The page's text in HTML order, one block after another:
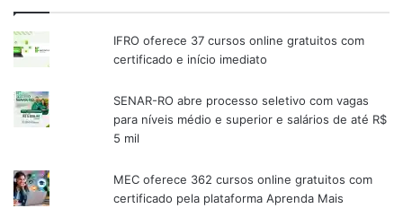
IFRO oferece 37 cursos online gratuitos com
certificado e início imediato
SENAR-RO abre processo seletivo com vagas
para níveis médio e superior e salários de até R$
5 mil
MEC oferece 362 cursos online gratuitos com
certificado pela plataforma Aprenda Mais